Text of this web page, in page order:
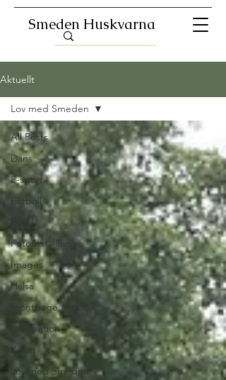
Smeden Huskvarna
Aktuellt
All Posts
Dans
E-sport
Fotboll
Fritid
Fotoutställning
Images
Hälsa
Frontpage Article
Integration
Konst
Lov med Smeden
Lov med Smeden